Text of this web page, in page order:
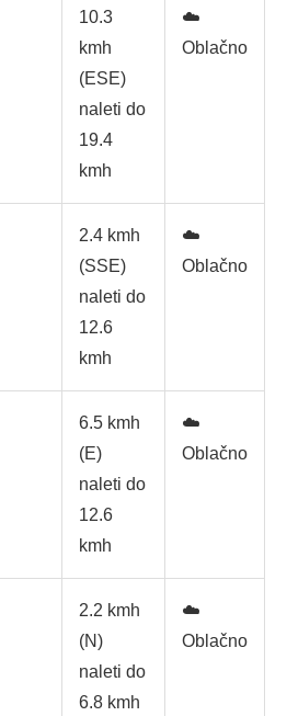
10.3
kmh
(ESE)
naleti do
19.4
kmh
☁️
Oblačno
2.4 kmh
(SSE)
naleti do
12.6
kmh
☁️
Oblačno
6.5 kmh
(E)
naleti do
12.6
kmh
☁️
Oblačno
2.2 kmh
(N)
naleti do
6.8 kmh
☁️
Oblačno